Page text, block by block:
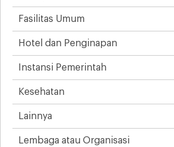
Fasilitas Umum
Hotel dan Penginapan
Instansi Pemerintah
Kesehatan
Lainnya
Lembaga atau Organisasi